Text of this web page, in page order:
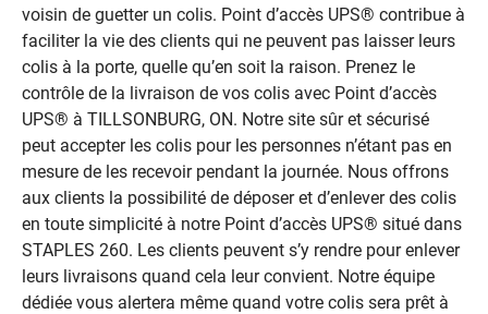
voisin de guetter un colis. Point d’accès UPS® contribue à
faciliter la vie des clients qui ne peuvent pas laisser leurs
colis à la porte, quelle qu’en soit la raison. Prenez le
contrôle de la livraison de vos colis avec Point d’accès
UPS® à TILLSONBURG, ON. Notre site sûr et sécurisé
peut accepter les colis pour les personnes n’étant pas en
mesure de les recevoir pendant la journée. Nous offrons
aux clients la possibilité de déposer et d’enlever des colis
en toute simplicité à notre Point d’accès UPS® situé dans
STAPLES 260. Les clients peuvent s’y rendre pour enlever
leurs livraisons quand cela leur convient. Notre équipe
dédiée vous alertera même quand votre colis sera prêt à